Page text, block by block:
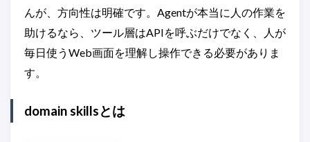
んが、方向性は明確です。Agentが本当に人の作業を
助けるなら、ツール層はAPIを呼ぶだけでなく、人が
毎日使うWeb画面を理解し操作できる必要がありま
す。
domain skillsとは